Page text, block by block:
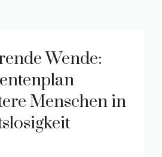
Wende:
Menschen in